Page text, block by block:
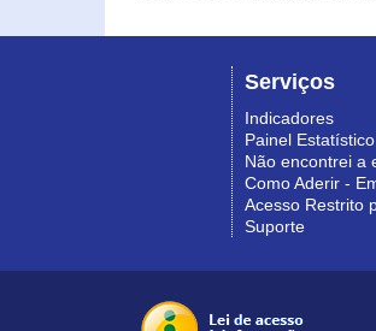
Serviços
Indicadores
Painel Estatístico
Não encontrei a
Como Aderir -
Acesso Restrito
Suporte